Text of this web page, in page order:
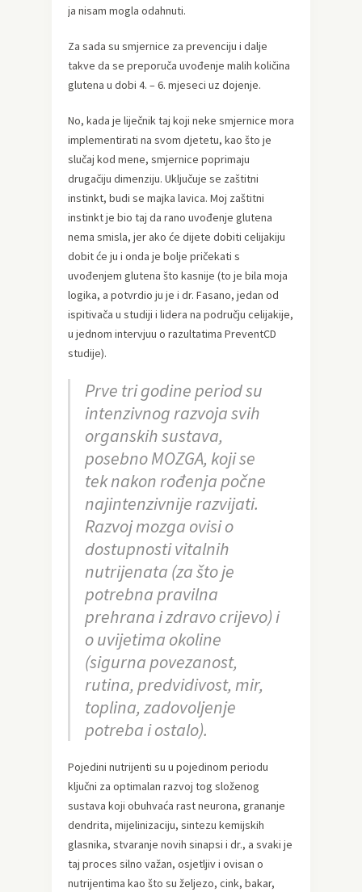
ja nisam mogla odahnuti.
Za sada su smjernice za prevenciju i dalje
takve da se preporuča uvođenje malih količina
glutena u dobi 4. – 6. mjeseci uz dojenje.
No, kada je liječnik taj koji neke smjernice mora
implementirati na svom djetetu, kao što je
slučaj kod mene, smjernice poprimaju
drugačiju dimenziju. Uključuje se zaštitni
instinkt, budi se majka lavica. Moj zaštitni
instinkt je bio taj da rano uvođenje glutena
nema smisla, jer ako će dijete dobiti celijakiju
dobit će ju i onda je bolje pričekati s
uvođenjem glutena što kasnije (to je bila moja
logika, a potvrdio ju je i dr. Fasano, jedan od
ispitivača u studiji i lidera na području celijakije,
u jednom intervjuu o razultatima PreventCD
studije).
Prve tri godine period su
intenzivnog razvoja svih
organskih sustava,
posebno MOZGA, koji se
tek nakon rođenja počne
najintenzivnije razvijati.
Razvoj mozga ovisi o
dostupnosti vitalnih
nutrijenata (za što je
potrebna pravilna
prehrana i zdravo crijevo) i
o uvijetima okoline
(sigurna povezanost,
rutina, predvidivost, mir,
toplina, zadovoljenje
potreba i ostalo).
Pojedini nutrijenti su u pojedinom periodu
ključni za optimalan razvoj tog složenog
sustava koji obuhvaća rast neurona, grananje
dendrita, mijelinizaciju, sintezu kemijskih
glasnika, stvaranje novih sinapsi i dr., a svaki je
taj proces silno važan, osjetljiv i ovisan o
nutrijentima kao što su željezo, cink, bakar,